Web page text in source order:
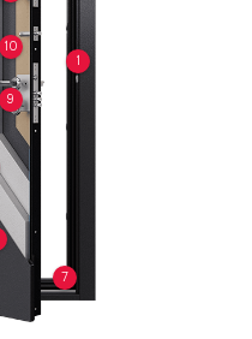
1
7
9
10